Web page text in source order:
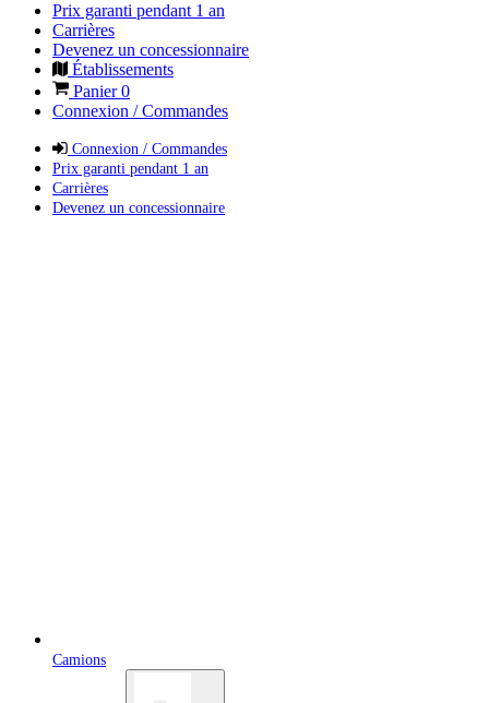
Prix garanti pendant 1 an
Carrières
Devenez un concessionnaire
Établissements
Panier0
Connexion / Commandes
Connexion / Commandes
Prix garanti pendant 1 an
Carrières
Devenez un concessionnaire
Camions